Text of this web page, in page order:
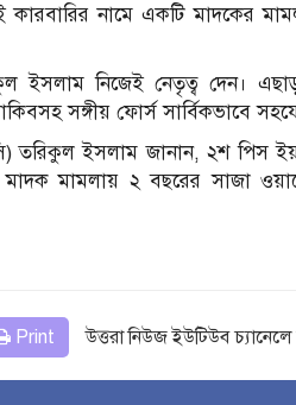
নামে একটি মাদকের
ইসলাম নিজেই নেতৃত্ব দেন।
সঙ্গীয় ফোর্স সার্বিকভাবে
তরিকুল ইসলাম জানান, ২শ পিস
মাদক মামলায় ২ বছরের সাজা
Print উত্তরা নিউজ ইউটিউব